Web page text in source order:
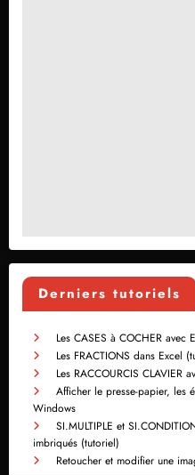
Derniers tutoriels
Les CASES à COCHER
Les FRACTIONS dans Excel
Les RACCOURCIS CLAVIER
Afficher le presse-papier, les
Windows
SI.MULTIPLE et
imbriqués (tutoriel)
Retoucher et modifier une